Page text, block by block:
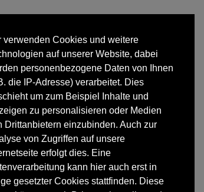
verwenden Cookies und weitere
auf unserer Website, dabei
personenbezogene Daten von Ihnen
die IP-Adresse) verarbeitet. Dies
um zum Beispiel Inhalte und
zu personalisieren oder Medien
Drittanbietern einzubinden. Auch zur
von Zugriffen auf unsere
erfolgt dies. Eine
kann hier auch erst in
gesetzter Cookies stattfinden. Diese
NÄCHSTER BEITRAG
im Lindenrott